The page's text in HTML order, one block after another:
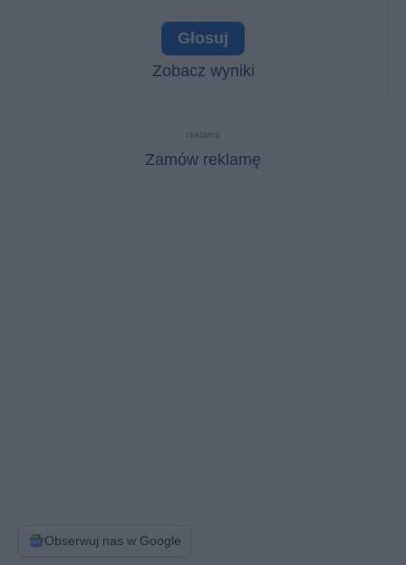
Zobacz wyniki
reklama
Zamów reklamę
Obserwuj nas w Google